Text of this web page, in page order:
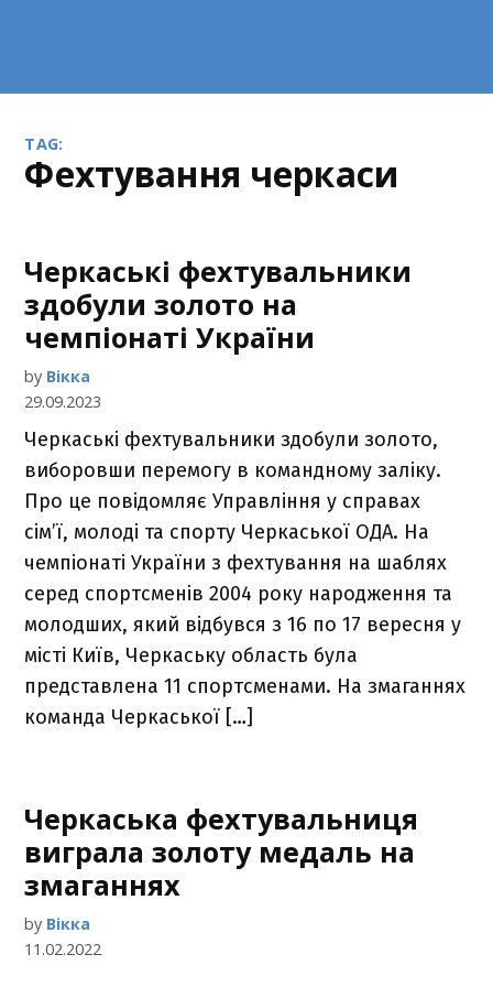
TAG:
фехтування черкаси
Черкаські фехтувальники
здобули золото на
чемпіонаті України
by Вікка
29.09.2023
Черкаські фехтувальники здобули золото,
виборовши перемогу в командному заліку.
Про це повідомляє Управління у справах
сім’ї, молоді та спорту Черкаської ОДА. На
чемпіонаті України з фехтування на шаблях
серед спортсменів 2004 року народження та
молодших, який відбувся з 16 по 17 вересня у
місті Київ, Черкаську область була
представлена 11 спортсменами. На змаганнях
команда Черкаської […]
Черкаська фехтувальниця
виграла золоту медаль на
змаганнях
by Вікка
11.02.2022